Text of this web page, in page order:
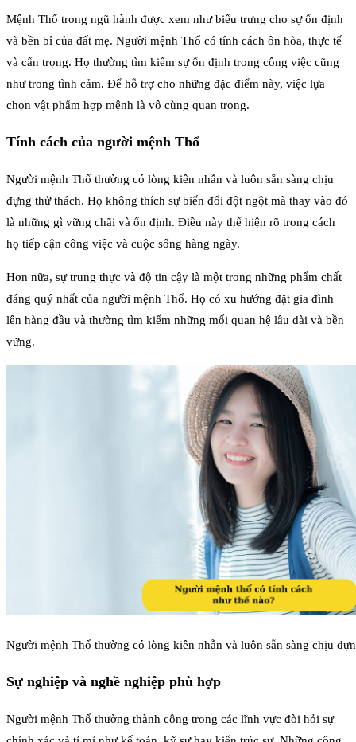
Mệnh Thổ trong ngũ hành được xem như biểu trưng cho sự ổn định
và bền bỉ của đất mẹ. Người mệnh Thổ có tính cách ôn hòa, thực tế
và cẩn trọng. Họ thường tìm kiếm sự ổn định trong công việc cũng
như trong tình cảm. Để hỗ trợ cho những đặc điểm này, việc lựa
chọn vật phẩm hợp mệnh là vô cùng quan trọng.
Tính cách của người mệnh Thổ
Người mệnh Thổ thường có lòng kiên nhẫn và luôn sẵn sàng chịu
đựng thử thách. Họ không thích sự biến đổi đột ngột mà thay vào đó
là những gì vững chãi và ổn định. Điều này thể hiện rõ trong cách
họ tiếp cận công việc và cuộc sống hàng ngày.
Hơn nữa, sự trung thực và độ tin cậy là một trong những phẩm chất
đáng quý nhất của người mệnh Thổ. Họ có xu hướng đặt gia đình
lên hàng đầu và thường tìm kiếm những mối quan hệ lâu dài và bền
vững.
Người mệnh Thổ thường có lòng kiên nhẫn và luôn sẵn sàng chịu
Sự nghiệp và nghề nghiệp phù hợp
Người mệnh Thổ thường thành công trong các lĩnh vực đòi hỏi sự